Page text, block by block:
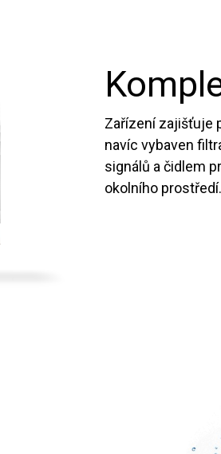
Zařízení zajišťuje
navíc vybaven
signálů a čidlem
okolního prostředí.